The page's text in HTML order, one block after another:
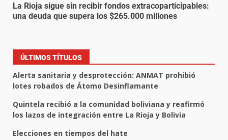
La Rioja sigue sin recibir fondos extracoparticipables:
una deuda que supera los $265.000 millones
ÚLTIMOS TÍTULOS
Alerta sanitaria y desprotección: ANMAT prohibió
lotes robados de Átomo Desinflamante
Quintela recibió a la comunidad boliviana y reafirmó
los lazos de integración entre La Rioja y Bolivia
Elecciones en tiempos del hate